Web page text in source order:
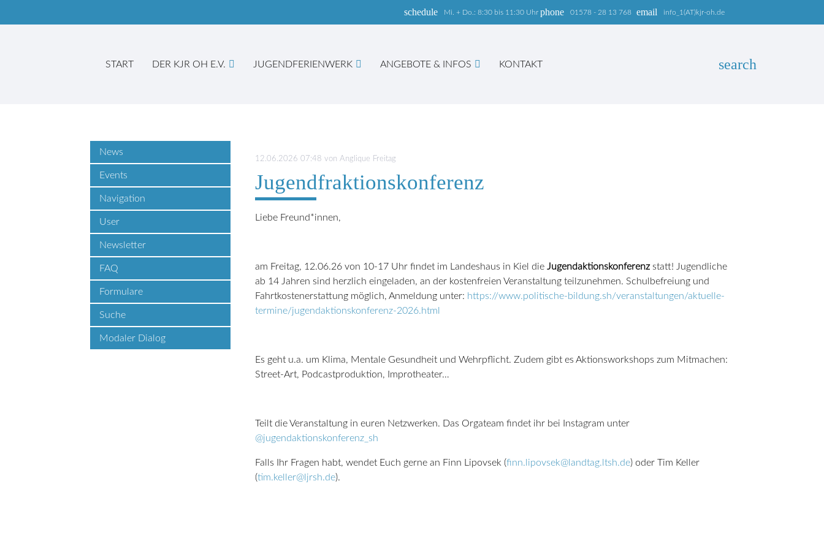
email info_1(AT)kjr-oh.de
phone 01578 - 28 13 768
schedule Mi. + Do.: 8:30 bis 11:30 Uhr
START DER KJR OH E.V. JUGENDFERIENWERK ANGEBOTE & INFOS KONTAKT search
12.06.2026 07:48 von Anglique Freitag
Jugendfraktionskonferenz
Liebe Freund*innen,
am Freitag, 12.06.26 von 10-17 Uhr findet im Landeshaus in Kiel die Jugendaktionskonferenzstatt! Jugendliche
ab 14 Jahren sind herzlich eingeladen, an der kostenfreien Veranstaltung teilzunehmen. Schulbefreiung und
Fahrtkostenerstattung möglich, Anmeldung unter: https://www.politische-bildung.sh/veranstaltungen/aktuelle-
termine/jugendaktionskonferenz-2026.html
Es geht u.a. um Klima, Mentale Gesundheit und Wehrpflicht. Zudem gibt es Aktionsworkshops zum Mitmachen:
Street-Art, Podcastproduktion, Improtheater…
Teilt die Veranstaltung in euren Netzwerken. Das Orgateam findet ihr bei Instagram unter
@jugendaktionskonferenz_sh
Falls Ihr Fragen habt, wendet Euch gerne an Finn Lipovsek (finn.lipovsek@landtag.ltsh.de) oder Tim Keller
(tim.keller@ljrsh.de).
News
Events
Navigation
User
Newsletter
FAQ
Formulare
Suche
Modaler Dialog